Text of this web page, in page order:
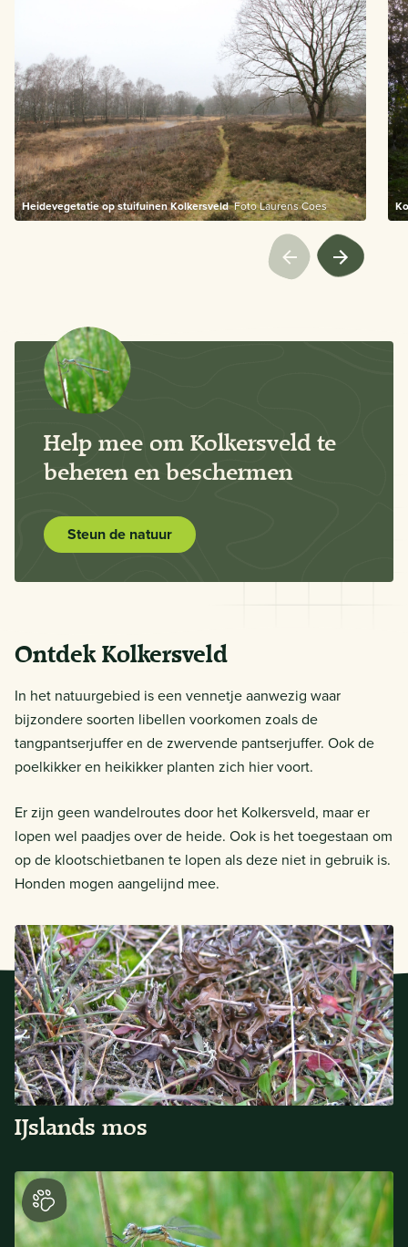
Heidevegetatie op stuifuinen KolkersveldFoto Laurens Coes
Help mee om Kolkersveld te
beheren en beschermen
Steun de natuur
Ontdek Kolkersveld
In het natuurgebied is een vennetje aanwezig waar
bijzondere soorten libellen voorkomen zoals de
tangpantserjuffer en de zwervende pantserjuffer. Ook de
poelkikker en heikikker planten zich hier voort.
Er zijn geen wandelroutes door het Kolkersveld, maar er
lopen wel paadjes over de heide. Ook is het toegestaan om
op de klootschietbanen te lopen als deze niet in gebruik is.
Honden mogen aangelijnd mee.
IJslands mos